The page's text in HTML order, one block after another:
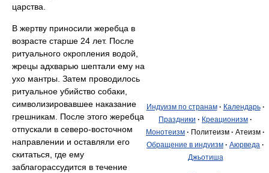
Индуизм по странам· Календарь·
Праздники · Креационизм ·
Монотеизм · Политеизм · Атеизм ·
Обращение в индуизм · Аюрведа ·
Джьотиша
царства.
В жертву приносили жеребца в
возрасте старше 24 лет. После
ритуального окропления водой,
жрецы адхварью шептали ему на
ухо мантры. Затем проводилось
ритуальное убийство собаки,
символизировавшее наказание
грешникам. После этого жеребца
отпускали в северо-восточном
направлении и оставляли его
скитаться, где ему
заблагорассудится в течение